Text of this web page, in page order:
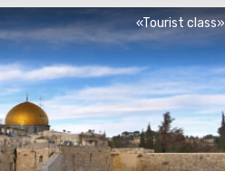
«Tourist class»